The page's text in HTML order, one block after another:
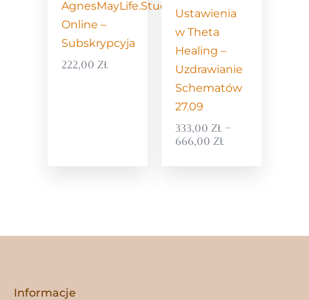
AgnesMayLife.Studio
Online –
Subskrypcyja
222,00 zł
Ustawienia
w Theta
Healing –
Uzdrawianie
Schematów
27.09
333,00 zł –
666,00 zł
Informacje